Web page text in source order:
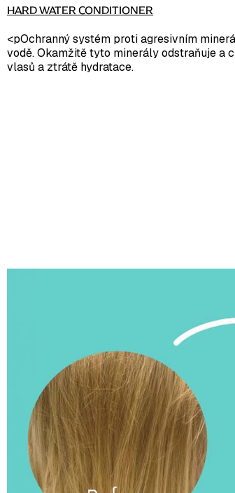
HARD WATER CONDITIONER
<pOchranný systém proti agresivním
vodě. Okamžitě tyto minerály odstraňuje a
vlasů a ztrátě hydratace.